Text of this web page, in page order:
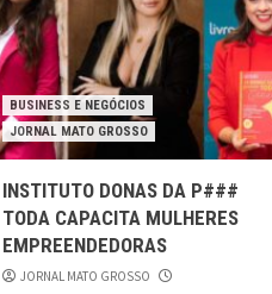
BUSINESS E NEGÓCIOS
JORNAL MATO GROSSO
INSTITUTO DONAS DA P###
TODA CAPACITA MULHERES
EMPREENDEDORAS
JORNAL MATO GROSSO